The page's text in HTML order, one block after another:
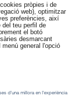
pròpies i de
web), optimitzar
preferències, així
del teu perfil de
el botó
desmarcant
general l'opció
d'una millora en l'experiència